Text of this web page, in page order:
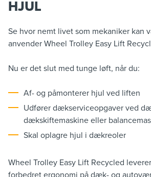
HJUL
Se hvor nemt livet som mekaniker kan
anvender Wheel Trolley Easy Lift
Nu er det slut med tunge løft, når du:
Af- og påmonterer hjul ved liften
Udfører dækserviceopgaver ved
dækskiftemaskine eller
Skal oplagre hjul i dækreoler
Wheel Trolley Easy Lift Recycled
forbedret ergonomi på dæk- og